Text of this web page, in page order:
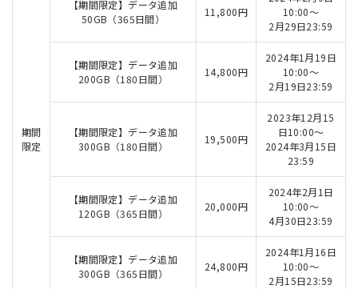
期間
限定
【期間限定】データ追加
50GB（365日間）
11,800円
10:00～
2月29日23:59
【期間限定】データ追加
200GB（180日間）
14,800円
2024年1月19日
10:00～
2月19日23:59
【期間限定】データ追加
300GB（180日間）
19,500円
2023年12月15
日10:00～
2024年3月15日
23:59
【期間限定】データ追加
120GB（365日間）
20,000円
2024年2月1日
10:00～
4月30日23:59
【期間限定】データ追加
300GB（365日間）
24,800円
2024年1月16日
10:00～
2月15日23:59